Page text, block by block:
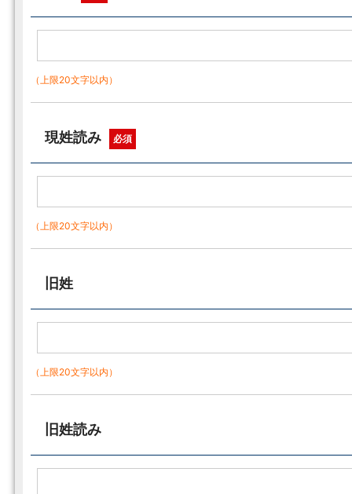
（上限20文字以内）
現姓読み 必須
（上限20文字以内）
旧姓
（上限20文字以内）
旧姓読み